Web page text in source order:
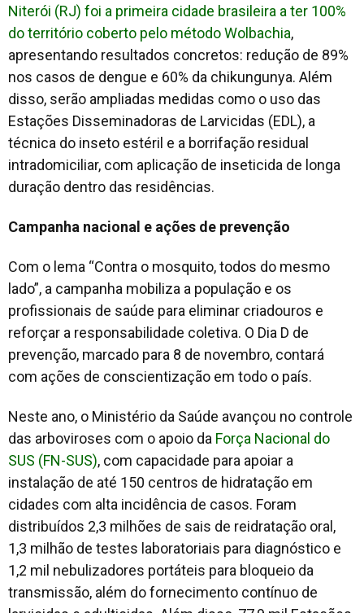
Niterói (RJ) foi a primeira cidade brasileira a ter 100%
do território coberto pelo método Wolbachia,
apresentando resultados concretos: redução de 89%
nos casos de dengue e 60% da chikungunya. Além
disso, serão ampliadas medidas como o uso das
Estações Disseminadoras de Larvicidas (EDL), a
técnica do inseto estéril e a borrifação residual
intradomiciliar, com aplicação de inseticida de longa
duração dentro das residências.
Campanha nacional e ações de prevenção
Com o lema “Contra o mosquito, todos do mesmo
lado”, a campanha mobiliza a população e os
profissionais de saúde para eliminar criadouros e
reforçar a responsabilidade coletiva. O Dia D de
prevenção, marcado para 8 de novembro, contará
com ações de conscientização em todo o país.
Neste ano, o Ministério da Saúde avançou no controle
das arboviroses com o apoio da Força Nacional do
SUS (FN-SUS), com capacidade para apoiar a
instalação de até 150 centros de hidratação em
cidades com alta incidência de casos. Foram
distribuídos 2,3 milhões de sais de reidratação oral,
1,3 milhão de testes laboratoriais para diagnóstico e
1,2 mil nebulizadores portáteis para bloqueio da
transmissão, além do fornecimento contínuo de